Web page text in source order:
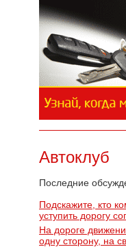
Автоклуб
Последние
Подскажите, кто
уступить дорогу
На дороге
одну сторону, на